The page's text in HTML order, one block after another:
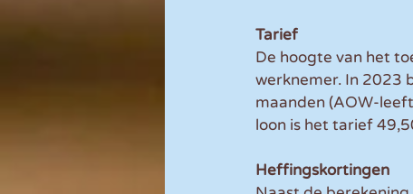
Tarief
De hoogte van het
werknemer. In 2023
maanden (AOW-
loon is het tarief
Heffingskortingen